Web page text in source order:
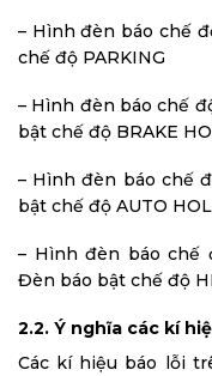
– Hình đèn báo chế
chế độ PARKING
– Hình đèn báo chế
bật chế độ BRAKE
– Hình đèn báo chế
bật chế độ AUTO
– Hình đèn báo chế
Đèn báo bật chế độ
2.2. Ý nghĩa các kí
Các kí hiệu báo lỗi